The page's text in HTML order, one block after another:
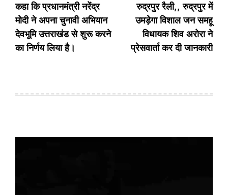
कहा कि प्रधानमंत्री नरेंद्र
मोदी ने अपना चुनावी अभियान
देवभूमि उत्तराखंड से शुरू करने
का निर्णय लिया है।
रुद्रपुर रैली,, रुद्रपुर में
उमड़ेगा विशाल जन समहू
विधायक शिव अरोरा ने
प्रेसवार्ता कर दी जानकारी